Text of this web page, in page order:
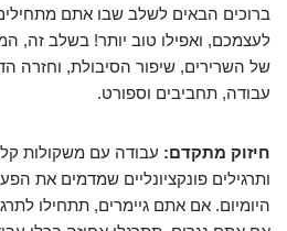
ברוכים הבאים לשלב שבו אתם
לעצמכם, ואפילו טוב יותר! בשלב זה,
של השרירים, שיפור הסיבולת, וחזרה
עבודה, תחביבים וספורט.
חיזוק מתקדם: עבודה עם משקולות
ותרגילים פונקציונליים שמדמים את
היומיום. אם אתם גיימרים, תתחילו